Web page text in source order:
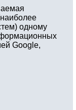
одному
Google,